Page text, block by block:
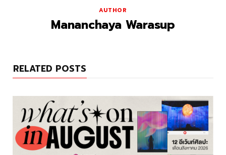
AUTHOR
Mananchaya Warasup
RELATED POSTS